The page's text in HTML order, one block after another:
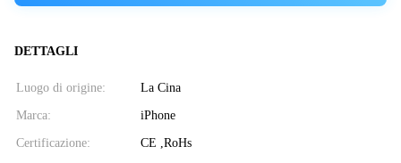
DETTAGLI
Luogo di origine: La Cina
Marca: iPhone
Certificazione: CE ,RoHs